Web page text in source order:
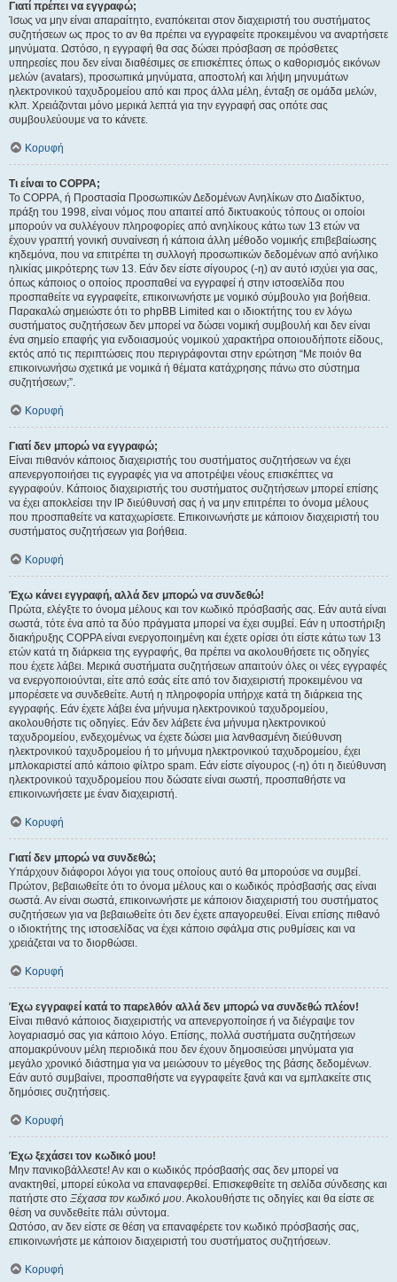
Γιατί πρέπει να εγγραφώ;
Ίσως να μην είναι απαραίτητο, εναπόκειται στον διαχειριστή του συστήματος
συζητήσεων ως προς το αν θα πρέπει να εγγραφείτε προκειμένου να αναρτήσετε
μηνύματα. Ωστόσο, η εγγραφή θα σας δώσει πρόσβαση σε πρόσθετες
υπηρεσίες που δεν είναι διαθέσιμες σε επισκέπτες όπως ο καθορισμός εικόνων
μελών (avatars), προσωπικά μηνύματα, αποστολή και λήψη μηνυμάτων
ηλεκτρονικού ταχυδρομείου από και προς άλλα μέλη, ένταξη σε ομάδα μελών,
κλπ. Χρειάζονται μόνο μερικά λεπτά για την εγγραφή σας οπότε σας
συμβουλεύουμε να το κάνετε.
Κορυφή
Τι είναι το COPPA;
Το COPPA, ή Προστασία Προσωπικών Δεδομένων Ανηλίκων στο Διαδίκτυο,
πράξη του 1998, είναι νόμος που απαιτεί από δικτυακούς τόπους οι οποίοι
μπορούν να συλλέγουν πληροφορίες από ανηλίκους κάτω των 13 ετών να
έχουν γραπτή γονική συναίνεση ή κάποια άλλη μέθοδο νομικής επιβεβαίωσης
κηδεμόνα, που να επιτρέπει τη συλλογή προσωπικών δεδομένων από ανήλικο
ηλικίας μικρότερης των 13. Εάν δεν είστε σίγουρος (-η) αν αυτό ισχύει για σας,
όπως κάποιος ο οποίος προσπαθεί να εγγραφεί ή στην ιστοσελίδα που
προσπαθείτε να εγγραφείτε, επικοινωνήστε με νομικό σύμβουλο για βοήθεια.
Παρακαλώ σημειώστε ότι το phpBB Limited και ο ιδιοκτήτης του εν λόγω
συστήματος συζητήσεων δεν μπορεί να δώσει νομική συμβουλή και δεν είναι
ένα σημείο επαφής για ενδοιασμούς νομικού χαρακτήρα οποιουδήποτε είδους,
εκτός από τις περιπτώσεις που περιγράφονται στην ερώτηση “Με ποιόν θα
επικοινωνήσω σχετικά με νομικά ή θέματα κατάχρησης πάνω στο σύστημα
συζητήσεων;”.
Κορυφή
Γιατί δεν μπορώ να εγγραφώ;
Είναι πιθανόν κάποιος διαχειριστής του συστήματος συζητήσεων να έχει
απενεργοποιήσει τις εγγραφές για να αποτρέψει νέους επισκέπτες να
εγγραφούν. Κάποιος διαχειριστής του συστήματος συζητήσεων μπορεί επίσης
να έχει αποκλείσει την IP διεύθυνσή σας ή να μην επιτρέπει το όνομα μέλους
που προσπαθείτε να καταχωρίσετε. Επικοινωνήστε με κάποιον διαχειριστή του
συστήματος συζητήσεων για βοήθεια.
Κορυφή
Έχω κάνει εγγραφή, αλλά δεν μπορώ να συνδεθώ!
Πρώτα, ελέγξτε το όνομα μέλους και τον κωδικό πρόσβασής σας. Εάν αυτά είναι
σωστά, τότε ένα από τα δύο πράγματα μπορεί να έχει συμβεί. Εάν η υποστήριξη
διακήρυξης COPPA είναι ενεργοποιημένη και έχετε ορίσει ότι είστε κάτω των 13
ετών κατά τη διάρκεια της εγγραφής, θα πρέπει να ακολουθήσετε τις οδηγίες
που έχετε λάβει. Μερικά συστήματα συζητήσεων απαιτούν όλες οι νέες εγγραφές
να ενεργοποιούνται, είτε από εσάς είτε από τον διαχειριστή προκειμένου να
μπορέσετε να συνδεθείτε. Αυτή η πληροφορία υπήρχε κατά τη διάρκεια της
εγγραφής. Εάν έχετε λάβει ένα μήνυμα ηλεκτρονικού ταχυδρομείου,
ακολουθήστε τις οδηγίες. Εάν δεν λάβετε ένα μήνυμα ηλεκτρονικού
ταχυδρομείου, ενδεχομένως να έχετε δώσει μια λανθασμένη διεύθυνση
ηλεκτρονικού ταχυδρομείου ή το μήνυμα ηλεκτρονικού ταχυδρομείου, έχει
μπλοκαριστεί από κάποιο φίλτρο spam. Εάν είστε σίγουρος (-η) ότι η διεύθυνση
ηλεκτρονικού ταχυδρομείου που δώσατε είναι σωστή, προσπαθήστε να
επικοινωνήσετε με έναν διαχειριστή.
Κορυφή
Γιατί δεν μπορώ να συνδεθώ;
Υπάρχουν διάφοροι λόγοι για τους οποίους αυτό θα μπορούσε να συμβεί.
Πρώτον, βεβαιωθείτε ότι το όνομα μέλους και ο κωδικός πρόσβασής σας είναι
σωστά. Αν είναι σωστά, επικοινωνήστε με κάποιον διαχειριστή του συστήματος
συζητήσεων για να βεβαιωθείτε ότι δεν έχετε απαγορευθεί. Είναι επίσης πιθανό
ο ιδιοκτήτης της ιστοσελίδας να έχει κάποιο σφάλμα στις ρυθμίσεις και να
χρειάζεται να το διορθώσει.
Κορυφή
Έχω εγγραφεί κατά το παρελθόν αλλά δεν μπορώ να συνδεθώ πλέον!
Είναι πιθανό κάποιος διαχειριστής να απενεργοποίησε ή να διέγραψε τον
λογαριασμό σας για κάποιο λόγο. Επίσης, πολλά συστήματα συζητήσεων
απομακρύνουν μέλη περιοδικά που δεν έχουν δημοσιεύσει μηνύματα για
μεγάλο χρονικό διάστημα για να μειώσουν το μέγεθος της βάσης δεδομένων.
Εάν αυτό συμβαίνει, προσπαθήστε να εγγραφείτε ξανά και να εμπλακείτε στις
δημόσιες συζητήσεις.
Κορυφή
Έχω ξεχάσει τον κωδικό μου!
Μην πανικοβάλλεστε! Αν και ο κωδικός πρόσβασής σας δεν μπορεί να
ανακτηθεί, μπορεί εύκολα να επαναφερθεί. Επισκεφθείτε τη σελίδα σύνδεσης και
πατήστε στο Ξέχασα τον κωδικό μου. Ακολουθήστε τις οδηγίες και θα είστε σε
θέση να συνδεθείτε πάλι σύντομα.
Ωστόσο, αν δεν είστε σε θέση να επαναφέρετε τον κωδικό πρόσβασής σας,
επικοινωνήστε με κάποιον διαχειριστή του συστήματος συζητήσεων.
Κορυφή